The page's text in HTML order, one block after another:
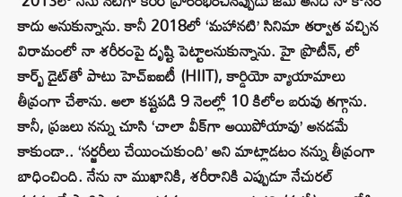
కాదు అనుకున్నాను. కానీ 2018లో ‘మహానటి’ సినిమా తర్వాత వచ్చిన
విరామంలో నా శరీరంపై దృష్టి పెట్టాలనుకున్నాను. హై ప్రొటీన్, లో
కార్బ్ డైట్‌తో పాటు హెచ్ఐఐటీ (HIIT), కార్డియో వ్యాయామాలు
తీవ్రంగా చేశాను. అలా కష్టపడి 9 నెలల్లో 10 కిలోల బరువు తగ్గాను.
కానీ, ప్రజలు నన్ను చూసి ‘చాలా వీక్‌గా అయిపోయావు’ అనడమే
కాకుండా.. ‘సర్జరీలు చేయించుకుంది’ అని మాట్లాడటం నన్ను తీవ్రంగా
బాధించింది. నేను నా ముఖానికి, శరీరానికి ఎప్పుడూ నేచురల్